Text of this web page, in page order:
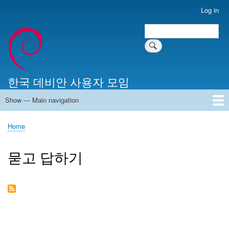
account
menu
Log in
Search
한국 데비안 사용자 모임
Main
Show — Main navigation
Home
알리는 말씀
최근 게시물
위키 문서
미러 서버
Breadcrumb
Home
묻고 답하기